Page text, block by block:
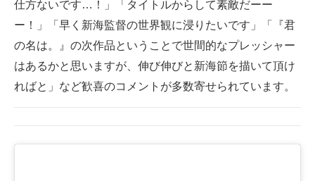
仕方ないです…！」「タイトルからして素敵だーー
ー！」「早く新海監督の世界観に浸りたいです」「『君
の名は。』の次作品ということで世間的なプレッシャー
はあるかと思いますが、伸び伸びと新海節を描いて頂け
ればと」など歓喜のコメントが多数寄せられています。